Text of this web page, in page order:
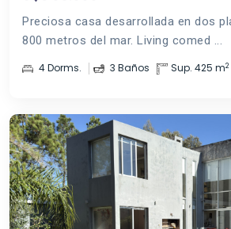
Preciosa casa desarrollada en dos
800 metros del mar. Living comed ...
4 Dorms. 3 Baños Sup. 425 m2